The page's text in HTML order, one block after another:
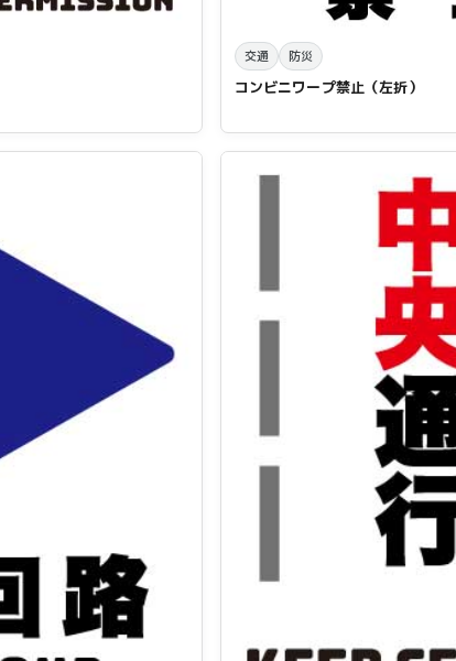
交通 防災
コンビニワープ禁止（左折）